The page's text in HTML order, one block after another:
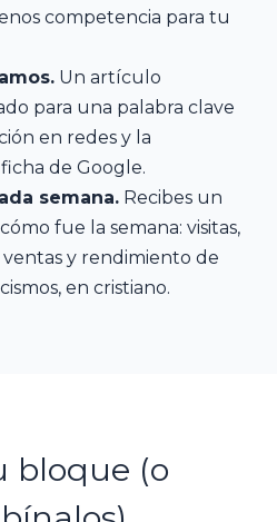
competencia para tu
Un artículo
para una palabra clave
en redes y la
de Google.
semana. Recibes un
fue la semana: visitas,
ventas y rendimiento de
en cristiano.
bloque (o